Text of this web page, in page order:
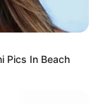
Pics In Beach